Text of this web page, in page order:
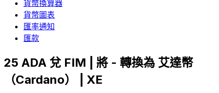
貨幣換算器
貨幣圖表
匯率通知
匯款
25 ADA 兌 FIM | 將 - 轉換為 艾達幣
（Cardano） | XE